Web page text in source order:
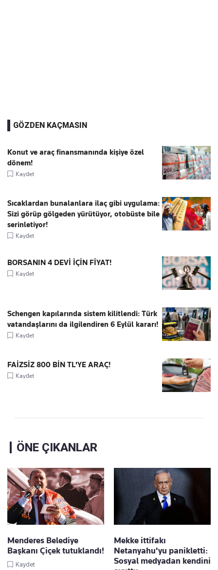
GÖZDEN KAÇMASIN
Konut ve araç finansmanında kişiye özel
dönem!
Kaydet
Sıcaklardan bunalanlara ilaç gibi uygulama:
Sizi görüp gölgeden yürütüyor, otobüste bile
serinletiyor!
Kaydet
BORSANIN 4 DEVİ İÇİN FİYAT!
Kaydet
Schengen kapılarında sistem kilitlendi: Türk
vatandaşlarını da ilgilendiren 6 Eylül kararı!
Kaydet
FAİZSİZ 800 BİN TL'YE ARAÇ!
Kaydet
ÖNE ÇIKANLAR
Menderes Belediye
Başkanı Çiçek tutuklandı!
Kaydet
Mekke ittifakı
Netanyahu'yu panikletti:
Sosyal medyadan kendini